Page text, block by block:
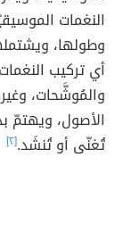
النغمات
وطولها،
أي تركيب
والمُوشَّحات،
الأصول، ويهتمّ
تُغنّى أو تُنشَد.[٢]